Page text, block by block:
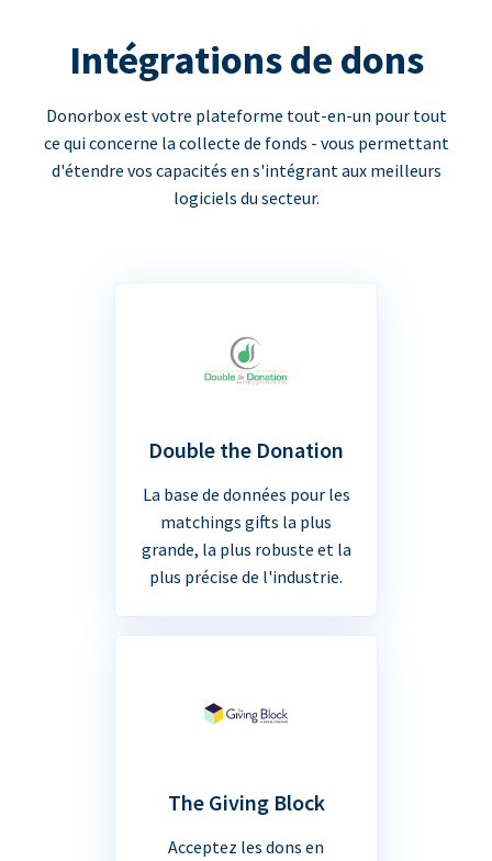
Intégrations de dons
Donorbox est votre plateforme tout-en-un pour tout
ce qui concerne la collecte de fonds - vous permettant
d'étendre vos capacités en s'intégrant aux meilleurs
logiciels du secteur.
Double the Donation
La base de données pour les
matchings gifts la plus
grande, la plus robuste et la
plus précise de l'industrie.
The Giving Block
Acceptez les dons en